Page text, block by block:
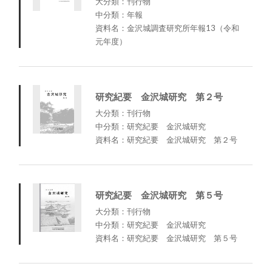
中分類：年報
資料名：金沢城調査研究所年報13（令和
元年度）
研究紀要 金沢城研究 第２号
大分類：刊行物
中分類：研究紀要 金沢城研究
資料名：研究紀要 金沢城研究 第２号
研究紀要 金沢城研究 第５号
大分類：刊行物
中分類：研究紀要 金沢城研究
資料名：研究紀要 金沢城研究 第５号